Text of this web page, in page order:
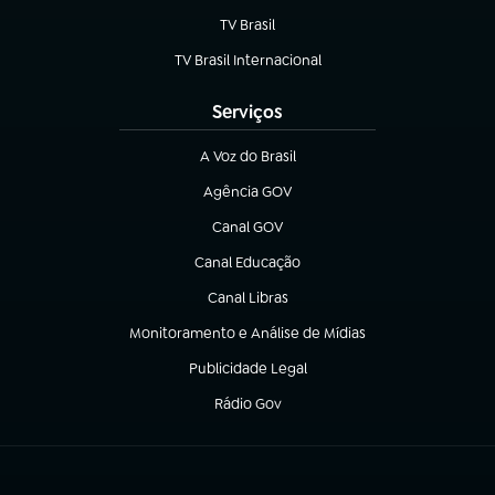
TV Brasil
(abre em nova aba)
TV Brasil Internacional
(abre em nova aba)
Serviços
A Voz do Brasil
(abre em nova aba)
Agência GOV
(abre em nova aba)
Canal GOV
(abre em nova aba)
Canal Educação
(abre em nova aba)
Canal Libras
(abre em nova aba)
Monitoramento e Análise de Mídias
(abre em nova aba)
Publicidade Legal
(abre em nova aba)
Rádio Gov
(abre em nova aba)